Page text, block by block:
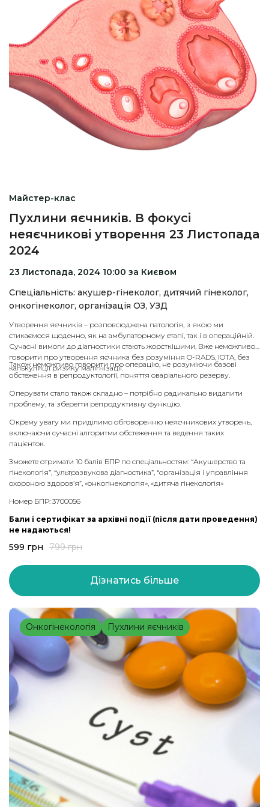
Майстер-клас
Пухлини яєчників. В фокусі
неяєчникові утворення 23 Листопада
2024
23 Листопада, 2024 10:00 за Києвом
Спеціальність: акушер-гінеколог, дитячий гінеколог,
онкогінеколог, організація ОЗ, УЗД
Утворення яєчників – розповсюджена патологія, з якою ми
стикаємося щоденно, як на амбулаторному етапі, так і в операційній.
Сучасні вимоги до діагностики стають жорсткішими. Вже неможливо
говорити про утворення яєчника без розуміння O-RADS, IOTA, без
калькуляції ризику малігнізації.
Також неможливо говорити про операцію, не розуміючи базові
обстеження в репродуктології, поняття оваріального резерву.
Оперувати стало також складно – потрібно радикально видалити
проблему, та зберегти репродуктивну функцію.
Окрему увагу ми приділимо обговоренню неяєчникових утворень,
включаючи сучасні алгоритми обстеження та ведення таких
пацієнток.
Зможете отримати 10 балів БПР по спеціальностям: “Акушерство та
гінекологія”, “ультразвукова діагностика”, “організація і управління
охороною здоров’я”, «онкогінекологія», «дитяча гінекологія»
Номер БПР: 3700056
Бали і сертифікат за архівні події (після дати проведення)
не надаються!
599 грн 799грн
Дізнатись більше
Онкогінекологія Пухлини яєчників